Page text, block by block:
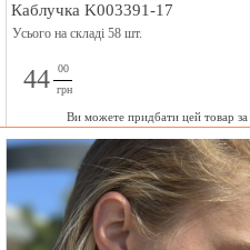
Каблучка K003391-17
Усього на складі 58 шт.
44
00
грн
Ви можете придбати цей товар за